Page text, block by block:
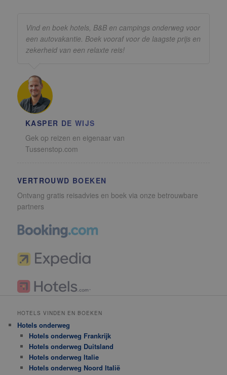
Vind en boek hotels, B&B en campings onderweg voor
een autovakantie. Boek vooraf voor de laagste prijs en
zekerheid van een relaxte reis!
KASPER DE WIJS
Gek op reizen en eigenaar van
Tussenstop.com
VERTROUWD BOEKEN
Ontvang gratis reisadvies en boek via onze betrouwbare
partners
HOTELS VINDEN EN BOEKEN
Hotels onderweg
Hotels onderweg Frankrijk
Hotels onderweg Duitsland
Hotels onderweg Italie
Hotels onderweg Noord Italië